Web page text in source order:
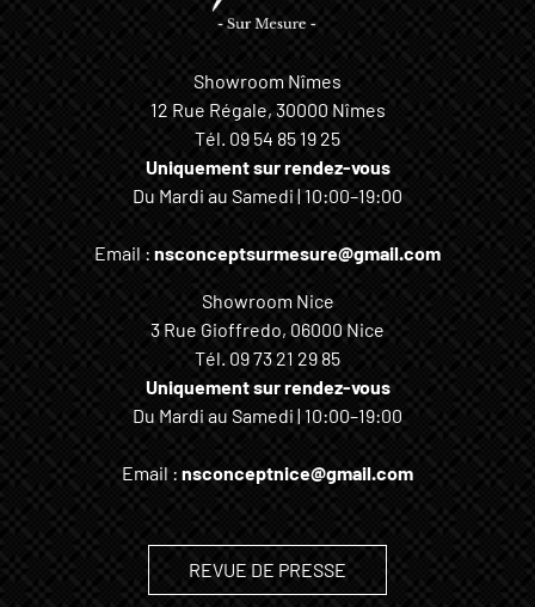
Showroom Nîmes
12 Rue Régale, 30000 Nîmes
Tél. 09 54 85 19 25
Uniquement sur rendez-vous
Du Mardi au Samedi | 10:00–19:00
Email : nsconceptsurmesure@gmail.com
Showroom Nice
3 Rue Gioffredo, 06000 Nice
Tél. 09 73 21 29 85
Uniquement sur rendez-vous
Du Mardi au Samedi | 10:00–19:00
Email : nsconceptnice@gmail.com
REVUE DE PRESSE